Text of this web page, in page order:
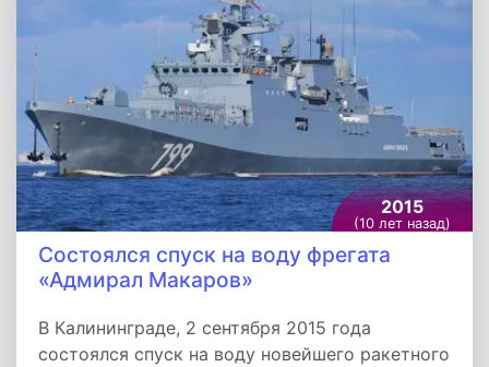
своей форме проект повторяет французский
«Париж, я люблю тебя» и американский
«Нью-Йорк, я люблю тебя».
2015
(10 лет назад)
Состоялся спуск на воду фрегата
«Адмирал Макаров»
В Калининграде, 2 сентября 2015 года
состоялся спуск на воду новейшего ракетного